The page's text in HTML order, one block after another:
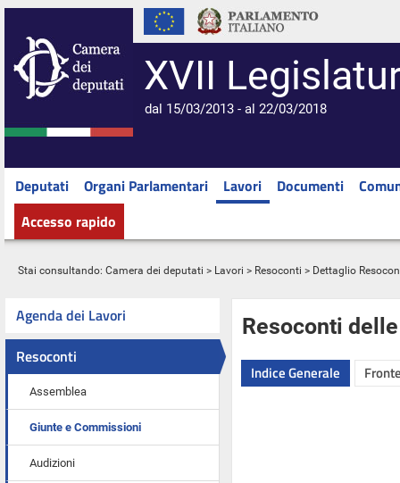
XVII
dal 15/03/2013 - al 22/03/2018
Deputati Organi Parlamentari Lavori Documenti
Accesso rapido
Stai consultando: Camera dei deputati > Lavori > Resoconti > Dettaglio
Agenda dei Lavori
Resoconti
Assemblea
Giunte e Commissioni
Audizioni
Resoconti
Indice Generale